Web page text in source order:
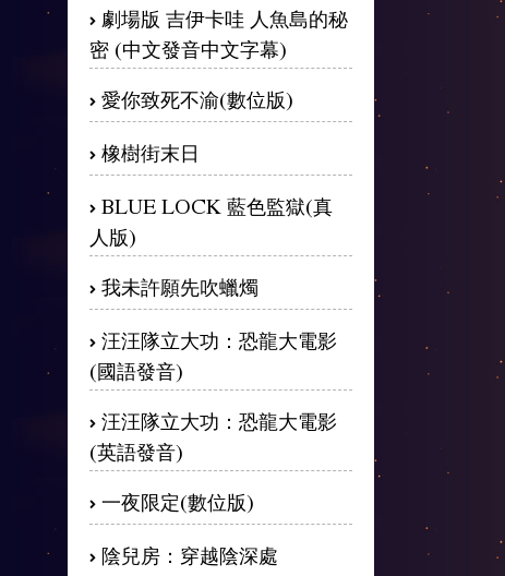
劇場版 吉伊卡哇 人魚島的秘
密 (中文發音中文字幕)
愛你致死不渝(數位版)
橡樹街末日
BLUE LOCK 藍色監獄(真
人版)
我未許願先吹蠟燭
汪汪隊立大功：恐龍大電影
(國語發音)
汪汪隊立大功：恐龍大電影
(英語發音)
一夜限定(數位版)
陰兒房：穿越陰深處